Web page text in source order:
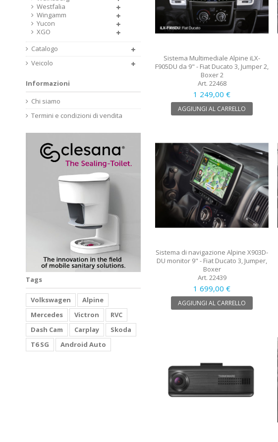
Sistema Multimediale Alpine iLX-
F905DU da 9" - Fiat Ducato 3, Jumper 2,
Boxer 2
Art. 22468
1 249,00 €
AGGIUNGI AL CARRELLO
Sistema di navigazione Alpine X903D-
DU monitor 9" - Fiat Ducato 3, Jumper,
Boxer
Art. 22439
1 699,00 €
AGGIUNGI AL CARRELLO
Westfalia
Wingamm
Yucon
XGO
Catalogo
Veicolo
Informazioni
Chi siamo
Termini e condizioni di vendita
Tags
Volkswagen
Alpine
Mercedes
Victron
RVC
Dash Cam
Carplay
Skoda
T6 SG
Android Auto